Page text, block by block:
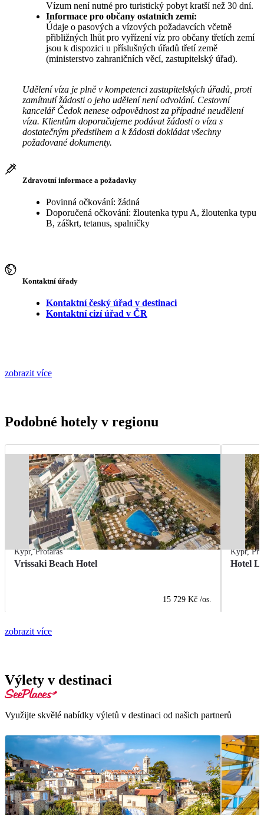
Vízum není nutné pro turistický pobyt kratší než 30 dní.
Informace pro občany ostatních zemí:
Údaje o pasových a vízových požadavcích včetně
přibližných lhůt pro vyřízení víz pro občany třetích zemí
jsou k dispozici u příslušných úřadů třetí země
(ministerstvo zahraničních věcí, zastupitelský úřad).
Udělení víza je plně v kompetenci zastupitelských úřadů, proti
zamítnutí žádosti o jeho udělení není odvolání. Cestovní
kancelář Čedok nenese odpovědnost za případné neudělení
víza. Klientům doporučujeme podávat žádosti o víza s
dostatečným předstihem a k žádosti dokládat všechny
požadované dokumenty.
Zdravotní informace a požadavky
Povinná očkování: žádná
Doporučená očkování: žloutenka typu A, žloutenka typu
B, záškrt, tetanus, spalničky
Kontaktní úřady
Kontaktní český úřad v destinaci
Kontaktní cizí úřad v ČR
zobrazit více
Podobné hotely v regionu
Kypr,Protaras
Vrissaki Beach Hotel
15 729 Kč /os.
Kypr,
Hotel
zobrazit více
Výlety v destinaci
Využijte skvělé nabídky výletů v destinaci od našich partnerů